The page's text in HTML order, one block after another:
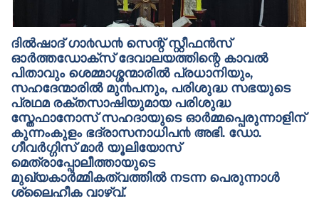
ദിൽഷാദ് ഗാ൪ഡ൯ സെന്റ് സ്റ്റീഫൻസ്
ഓർത്തഡോക്സ് ദേവാലയത്തിന്റെ കാവൽ
പിതാവും ശെമ്മാശ്ശന്മാരിൽ പ്രധാനിയും,
സഹദേന്മാരിൽ മു൯പനും, പരിശുദ്ധ സഭയുടെ
പ്രഥമ രക്തസാഷിയുമായ പരിശുദ്ധ
സ്തേഫാനോസ് സഹദായുടെ ഓർമ്മപ്പെരുന്നാളിന്
കുന്നംകുളം ഭദ്രാസനാധിപ൯ അഭി. ഡോ.
ഗീവർഗ്ഗിസ് മാർ യൂലിയോസ്
മെത്രാപ്പോലീത്തായുടെ
മുഖ്യകാർമ്മികത്വത്തിൽ നടന്ന പെരുന്നാൾ
ശ്ലൈഹീക വാഴ്‌വ്.